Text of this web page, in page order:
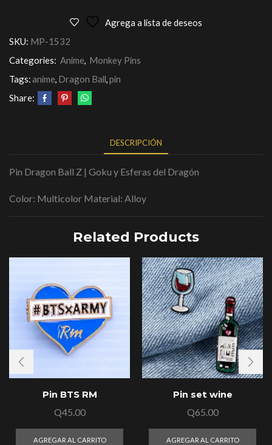
Agrega a lista de deseos
SKU: MP-1532
Categories: Anime, Monkey Pins
Tags:anime, Dragon Ball,pin
Share:
DESCRIPCIÓN
Pin Dragon Ball Z | Goku y Esferas del Dragón
Color: Multicolor Material: Alloy
Related Products
Pin BTS RM
Q45.00
AGREGAR AL CARRITO
Pin set wine
Q65.00
AGREGAR AL CARRITO